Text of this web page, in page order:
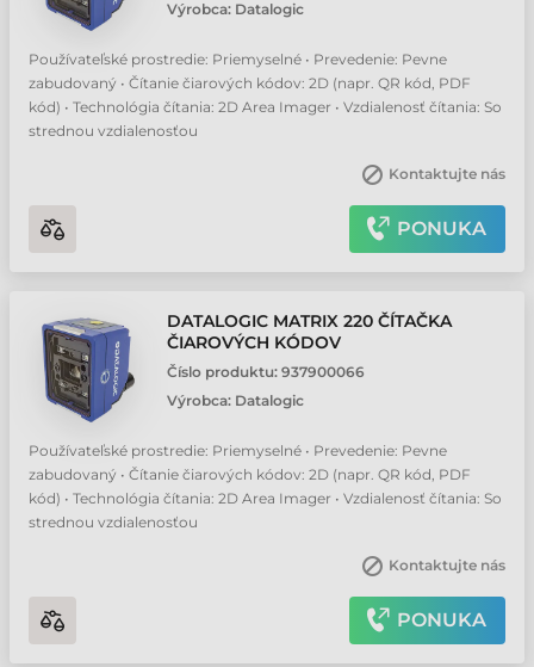
Výrobca: Datalogic
Používateľské prostredie: Priemyselné • Prevedenie: Pevne
zabudovaný • Čítanie čiarových kódov: 2D (napr. QR kód, PDF
kód) • Technológia čítania: 2D Area Imager • Vzdialenosť čítania: So
strednou vzdialenosťou
Kontaktujte nás
PONUKA
DATALOGIC MATRIX 220 ČÍTAČKA
ČIAROVÝCH KÓDOV
Číslo produktu: 937900066
Výrobca: Datalogic
Používateľské prostredie: Priemyselné • Prevedenie: Pevne
zabudovaný • Čítanie čiarových kódov: 2D (napr. QR kód, PDF
kód) • Technológia čítania: 2D Area Imager • Vzdialenosť čítania: So
strednou vzdialenosťou
Kontaktujte nás
PONUKA